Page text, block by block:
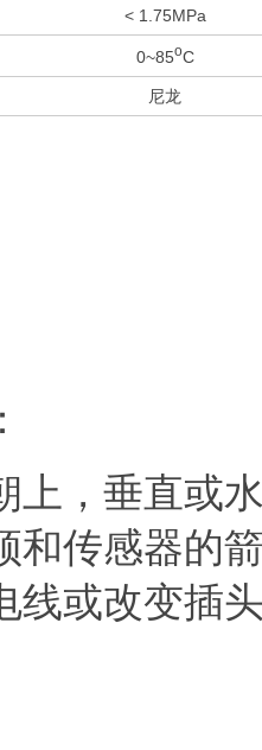
< 1.75MPa
0~85oC
尼龙
上，垂直或
和传感器的
线或改变插